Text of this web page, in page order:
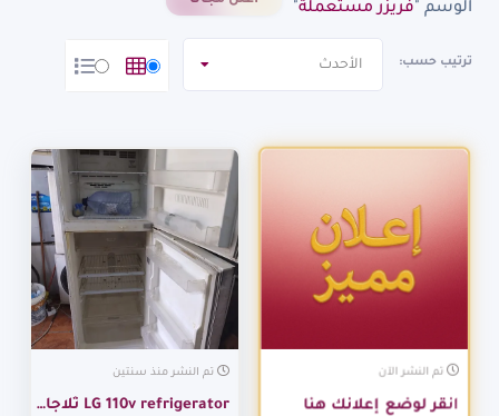
الوسم "فريزر مستعملة"
ترتيب حسب: الأحدث
تم النشر الآن
انقر لوضع إعلانك هنا
تم النشر منذ سنتين
LG 110v refrigerator ‏ثلاجات ‏,‏ ال جي ‏,‏ مستعمل‏ ثلاجات – فريزر في ا